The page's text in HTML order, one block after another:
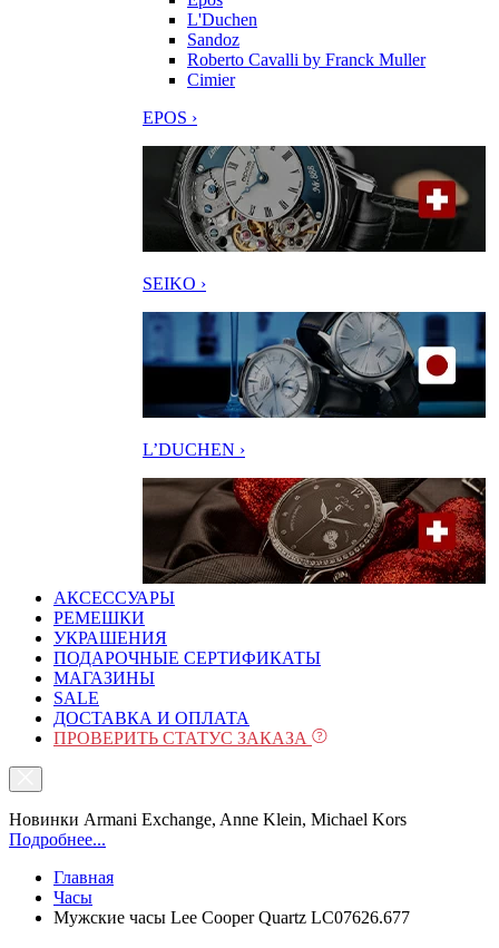
L'Duchen
Sandoz
Roberto Cavalli by Franck Muller
Cimier
EPOS ›
SEIKO ›
L’DUCHEN ›
АКСЕССУАРЫ
РЕМЕШКИ
УКРАШЕНИЯ
ПОДАРОЧНЫЕ СЕРТИФИКАТЫ
МАГАЗИНЫ
SALE
ДОСТАВКА И ОПЛАТА
ПРОВЕРИТЬ СТАТУС ЗАКАЗА
Новинки Armani Exchange, Anne Klein, Michael Kors
Подробнее...
Главная
Часы
Мужские часы Lee Cooper Quartz LC07626.677